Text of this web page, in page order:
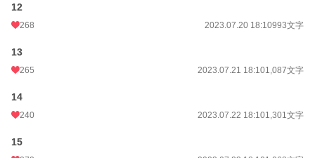
12
268 2023.07.20 18:10993文字
13
265 2023.07.21 18:101,087文字
14
240 2023.07.22 18:101,301文字
15